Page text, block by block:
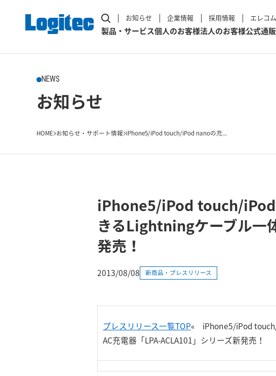
お知らせ 企業情報 採用情報 エレコ
製品・サービス個人のお客様法人のお客様公式通
NEWS
お知らせ
HOME お知らせ・サポート情報 iPhone5/iPod touch/iPod nanoの充...
iPhone5/iPod touch/iPod
きるLightningケーブル一
発売！
2013/08/08 新商品・プレスリリース
プレスリリース一覧TOP« iPhone5/iPod
AC充電器「LPA-ACLA101」シリーズ新発売！